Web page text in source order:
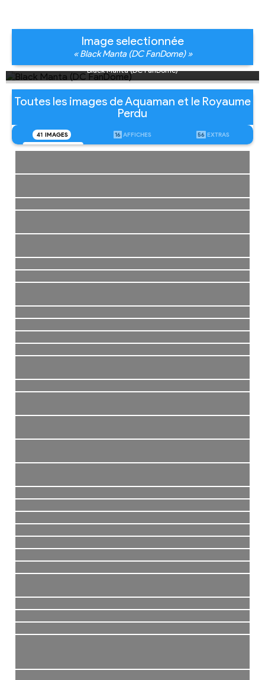
Image selectionnée
« Black Manta (DC FanDome) »
Black Manta (DC FanDome)
Toutes les images de Aquaman et le Royaume
Perdu
41 IMAGES 16 AFFICHES 56 EXTRAS